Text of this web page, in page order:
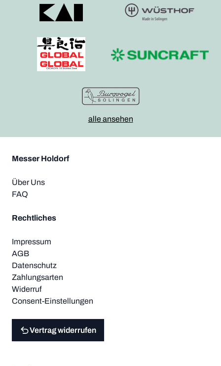
alle ansehen
Messer Holdorf
Über Uns
FAQ
Rechtliches
Impressum
AGB
Datenschutz
Zahlungsarten
Widerruf
Consent-Einstellungen
Vertrag widerrufen